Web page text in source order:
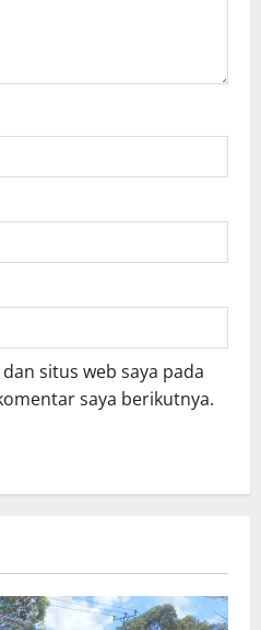
situs web saya pada
saya berikutnya.